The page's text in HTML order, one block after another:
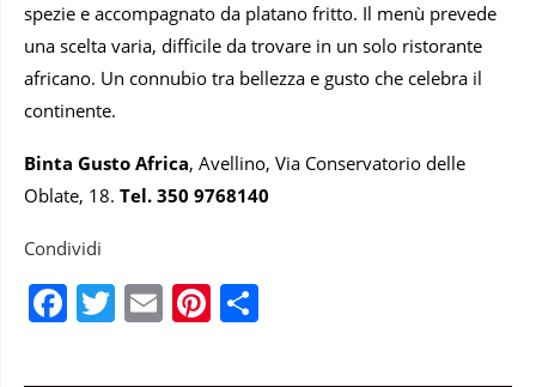
spezie e accompagnato da platano fritto. Il menù prevede
una scelta varia, difficile da trovare in un solo ristorante
africano. Un connubio tra bellezza e gusto che celebra il
continente.
Binta Gusto Africa, Avellino, Via Conservatorio delle
Oblate, 18. Tel. 350 9768140
Condividi
Facebook
Twitter
EmailPinterest